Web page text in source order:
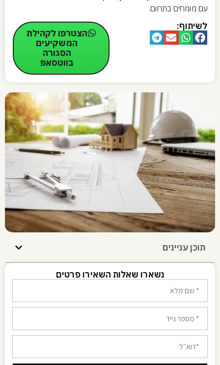
עם מומחים בתחום.
לשיתוף:
הצטרפו לקהילת
המשקיעים
הסגורה
בווטסאפ
תוכן עניינים
נשארו שאלות השאירו פרטים